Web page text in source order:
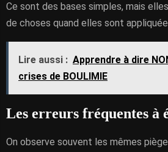
Ce sont des bases simples, mais
de choses quand elles sont
Lire aussi : Apprendre à dire
crises de BOULIMIE
Les erreurs fréquentes à
On observe souvent les mêmes